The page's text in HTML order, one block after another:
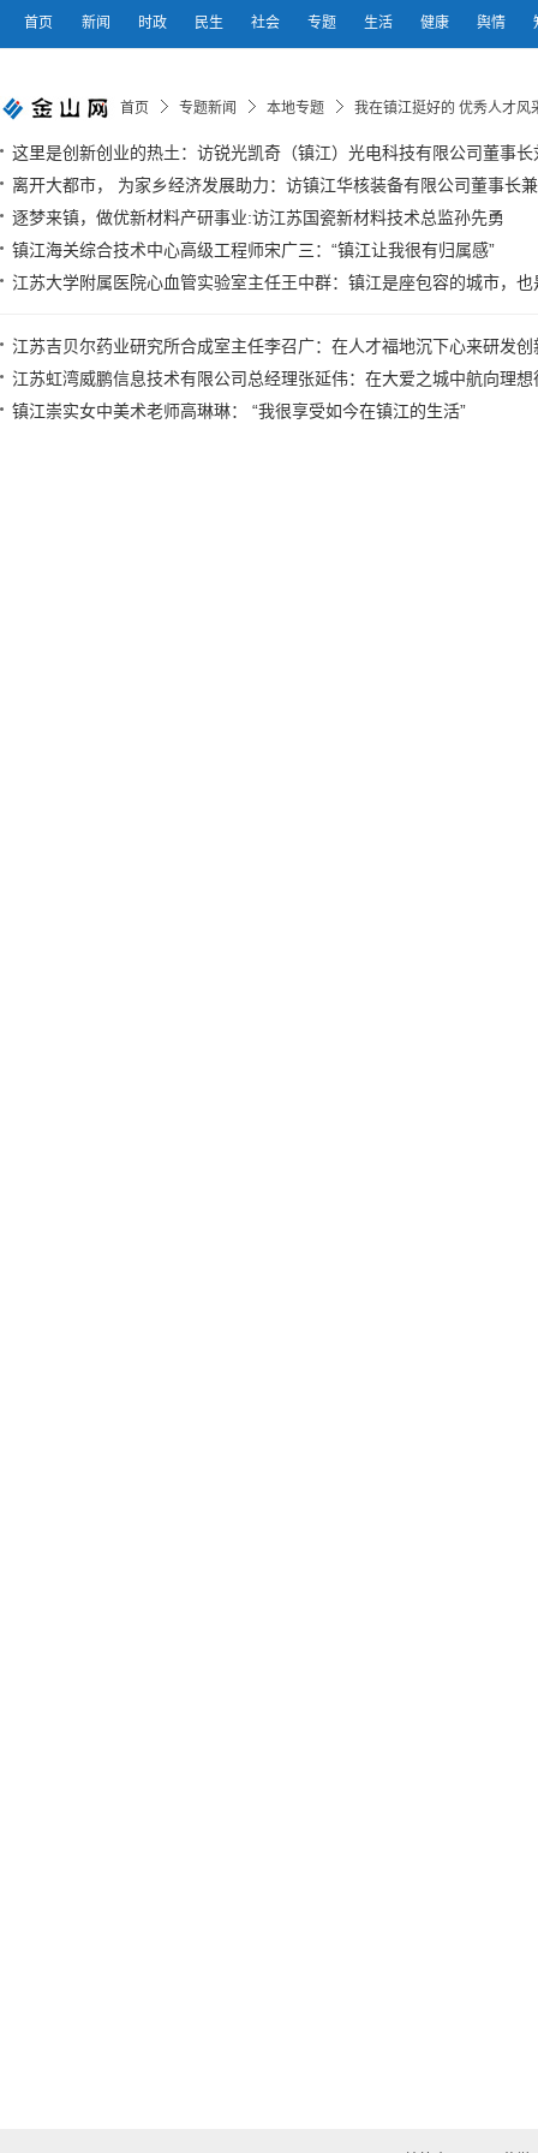
首页 新闻 时政 民生 社会 专题 生活 健康 舆情
首页 专题新闻 本地专题 我在镇江挺好的 优秀人才风
这里是创新创业的热土：访锐光凯奇（镇江）光电科技有限公司董事长
离开大都市， 为家乡经济发展助力：访镇江华核装备有限公司董事长
逐梦来镇，做优新材料产研事业:访江苏国瓷新材料技术总监孙先勇
镇江海关综合技术中心高级工程师宋广三：“镇江让我很有归属感”
江苏大学附属医院心血管实验室主任王中群：镇江是座包容的城市，也
江苏吉贝尔药业研究所合成室主任李召广：在人才福地沉下心来研发创
江苏虹湾威鹏信息技术有限公司总经理张延伟：在大爱之城中航向理想
镇江崇实女中美术老师高琳琳： “我很享受如今在镇江的生活”